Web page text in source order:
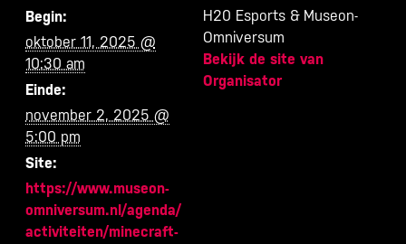
Begin:
oktober 11, 2025 @
10:30 am
Einde:
november 2, 2025 @
5:00 pm
Site:
https://www.museon-
omniversum.nl/agenda/
activiteiten/minecraft-
H20 Esports & Museon-
Omniversum
Bekijk de site van
Organisator